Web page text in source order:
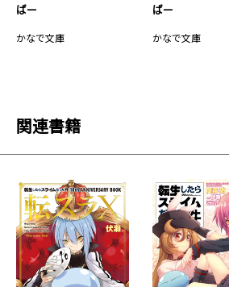
ばー
かなで文庫
ばー
かなで文庫
関連書籍